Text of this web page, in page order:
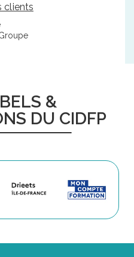
clients
&
DU CIDFP